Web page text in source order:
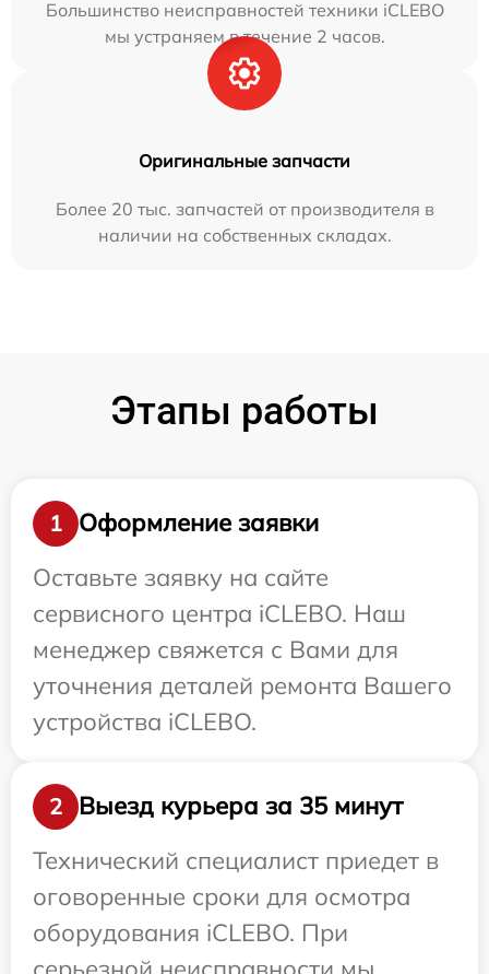
Большинство неисправностей техники iCLEBO
мы устраняем в течение 2 часов.
Оригинальные запчасти
Более 20 тыс. запчастей от производителя в
наличии на собственных складах.
Этапы работы
1
Оформление заявки
Оставьте заявку на сайте
сервисного центра iCLEBO. Наш
менеджер свяжется с Вами для
уточнения деталей ремонта Вашего
устройства iCLEBO.
2
Выезд курьера за 35 минут
Технический специалист приедет в
оговоренные сроки для осмотра
оборудования iCLEBO. При